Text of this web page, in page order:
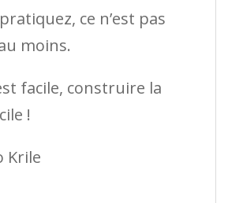
ce n’est pas
moins.
facile, construire la
!
Krile